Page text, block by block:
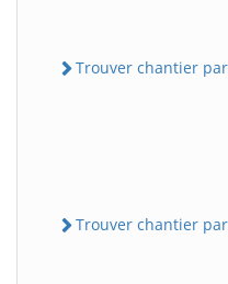
Trouver chantier
Trouver chantier